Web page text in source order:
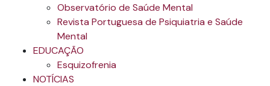
Observatório de Saúde Mental
Revista Portuguesa de Psiquiatria e Saúde
Mental
EDUCAÇÃO
Esquizofrenia
NOTÍCIAS